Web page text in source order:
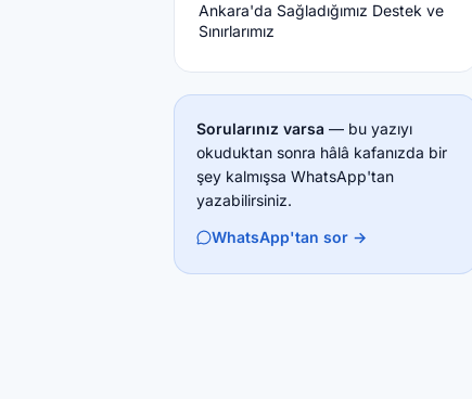
Ankara'da Sağladığımız Destek ve
Sınırlarımız
Sorularınız varsa — bu yazıyı
okuduktan sonra hâlâ kafanızda bir
şey kalmışsa WhatsApp'tan
yazabilirsiniz.
WhatsApp'tan sor →